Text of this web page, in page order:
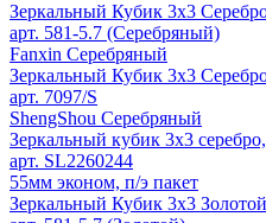
Зеркальный Кубик 3х3
арт. 581-5.7 (Серебряный)
Fanxin Серебряный
Зеркальный Кубик 3х3
арт. 7097/S
ShengShou Серебряный
Зеркальный кубик 3х3
арт. SL2260244
55мм эконом, п/э пакет
Зеркальный Кубик 3х3 Золотой